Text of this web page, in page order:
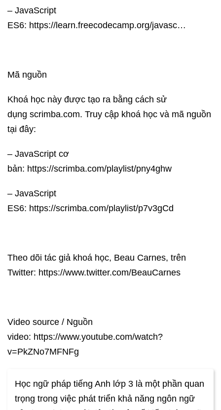
– JavaScript
ES6: https://learn.freecodecamp.org/javasc…
Mã nguồn
Khoá học này được tạo ra bằng cách sử
dụng scrimba.com. Truy cập khoá học và mã nguồn
tại đây:
– JavaScript cơ
bản: https://scrimba.com/playlist/pny4ghw
– JavaScript
ES6: https://scrimba.com/playlist/p7v3gCd
Theo dõi tác giả khoá học, Beau Carnes, trên
Twitter: https://www.twitter.com/BeauCarnes
Video source / Nguồn
video: https://www.youtube.com/watch?
v=PkZNo7MFNFg
Học ngữ pháp tiếng Anh lớp 3 là một phần quan
trọng trong việc phát triển khả năng ngôn ngữ